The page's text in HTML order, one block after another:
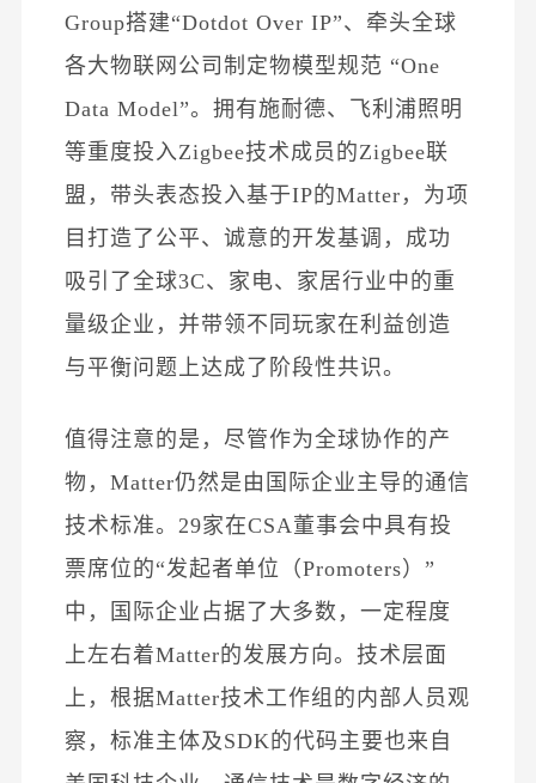
Group搭建“Dotdot Over IP”、 牵头全球
各大物联网公司制 定物模型规范 “One
Data Model”。 拥有施耐德、飞利浦照明
等重度投入Zigbee技术成员的Zigbee联
盟，带头表态投入基于IP的Matter，为项
目打造了公平、诚意的开发基调， 成功
吸引了全球3C、家电、家居行业中的重
量级企业，并带领不同玩家在利益创造
与平衡问题上达成了阶段性共识。
值得注意的是，尽管作为全球协作的产
物，Matter仍然是由国际企业主导的通信
技术标准。29家在CSA董事会中具有投
票席位的“发起者单位（Promoters）”
中，国际企业占据了大多数，一定程度
上左右着Matter的发展方向。技术层面
上，根据Matter技术工作组的内部人员观
察，标准主体及SDK的代码主要也来自